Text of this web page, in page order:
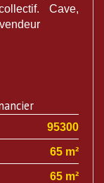
Cave,
95300
65 m²
65 m²